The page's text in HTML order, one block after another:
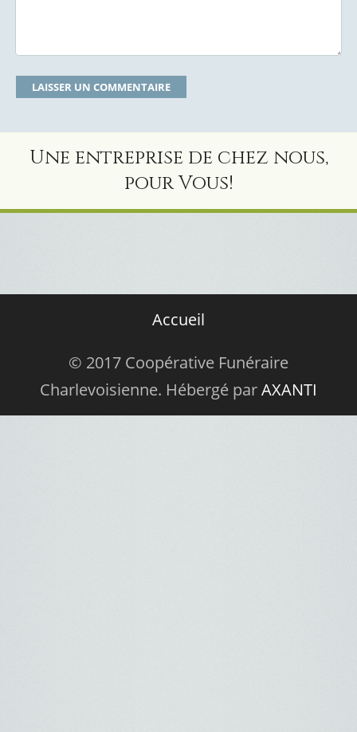
Une entreprise de chez nous,
pour Vous!
Accueil
© 2017 Coopérative Funéraire
Charlevoisienne. Hébergé parAXANTI